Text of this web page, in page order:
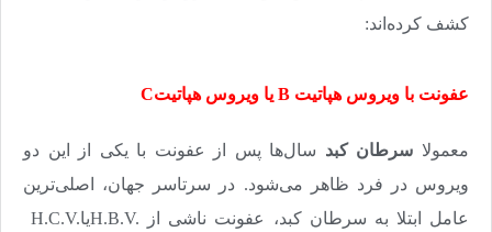
کشف کرده‌‌‌اند:
عفونت با ویروس هپاتیت B یا ویروس هپاتیتC
معمولا سرطان کبد سال‌ها پس از عفونت با یکی از این دو
ویروس در فرد ظاهر می‌شود. در سرتاسر جهان، اصلی‌ترین
عامل ابتلا به سرطان کبد، عفونت ناشی از
H.B.V.یاH.C.V.